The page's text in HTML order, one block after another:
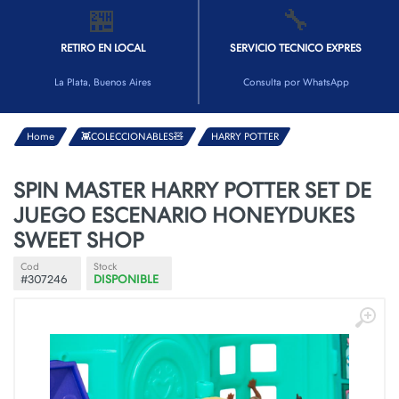
🏪
RETIRO EN LOCAL
La Plata, Buenos Aires
🔧
SERVICIO TECNICO EXPRES
Consulta por WhatsApp
Home 👾COLECCIONABLES🧸 HARRY POTTER
SPIN MASTER HARRY POTTER SET DE
JUEGO ESCENARIO HONEYDUKES
SWEET SHOP
Cod
#307246
Stock
DISPONIBLE